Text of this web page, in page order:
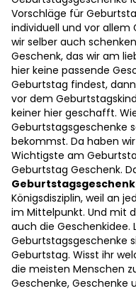
Vorschläge für
individuell und vor allem
wir selber auch
Geschenk, das wir am
hier keine passende
Geburtstag findest,
vor dem
keiner hier geschafft.
Geburtstagsgeschenke
bekommst. Da haben
Wichtigste am
Geburtstag Geschenk.
Königsdisziplin, weil an
im Mittelpunkt. Und mit
auch die Geschenkidee.
Geburtstagsgeschenke
Geburtstag. Wisst ihr
die meisten Menschen
Geschenke, Geschenke